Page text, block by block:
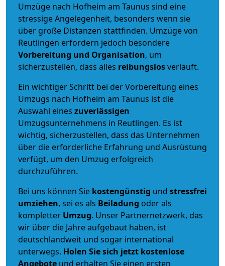
Umzüge nach Hofheim am Taunus sind eine
stressige Angelegenheit, besonders wenn sie
über große Distanzen stattfinden. Umzüge von
Reutlingen erfordern jedoch besondere
Vorbereitung und Organisation, um
sicherzustellen, dass alles reibungslosverläuft.
Ein wichtiger Schritt bei der Vorbereitung eines
Umzugs nach Hofheim am Taunus ist die
Auswahl eines zuverlässigen
Umzugsunternehmens in Reutlingen. Es ist
wichtig, sicherzustellen, dass das Unternehmen
über die erforderliche Erfahrung und Ausrüstung
verfügt, um den Umzug erfolgreich
durchzuführen.
Bei uns können Sie kostengünstig und stressfrei
umziehen, sei es als Beiladung oder als
kompletter Umzug. Unser Partnernetzwerk, das
wir über die Jahre aufgebaut haben, ist
deutschlandweit und sogar international
unterwegs. Holen Sie sich jetzt kostenlose
Angebote und erhalten Sie einen ersten